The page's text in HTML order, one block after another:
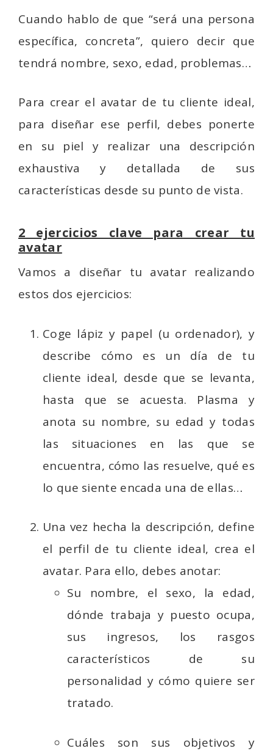
Cuando hablo de que “será una persona
específica, concreta”, quiero decir que
tendrá nombre, sexo, edad, problemas…
Para crear el avatar de tu cliente ideal,
para diseñar ese perfil, debes ponerte
en su piel y realizar una descripción
exhaustiva y detallada de sus
características desde su punto de vista.
2 ejercicios clave para crear tu
avatar
Vamos a diseñar tu avatar realizando
estos dos ejercicios:
Coge lápiz y papel (u ordenador), y
describe cómo es un día de tu
cliente ideal, desde que se levanta,
hasta que se acuesta. Plasma y
anota su nombre, su edad y todas
las situaciones en las que se
encuentra, cómo las resuelve, qué es
lo que siente encada una de ellas…
Una vez hecha la descripción, define
el perfil de tu cliente ideal, crea el
avatar. Para ello, debes anotar:
Su nombre, el sexo, la edad,
dónde trabaja y puesto ocupa,
sus ingresos, los rasgos
característicos de su
personalidad y cómo quiere ser
tratado.
Cuáles son sus objetivos y